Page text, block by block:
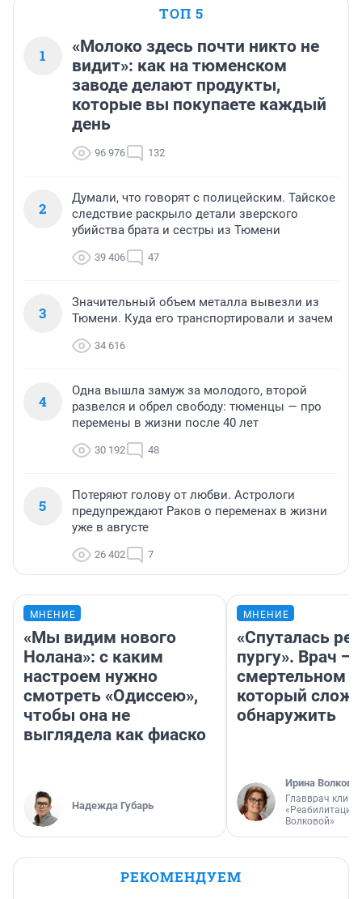
ТОП 5
1
«Молоко здесь почти никто не
видит»: как на тюменском
заводе делают продукты,
которые вы покупаете каждый
день
96 976 132
2
Думали, что говорят с полицейским. Тайское
следствие раскрыло детали зверского
убийства брата и сестры из Тюмени
39 406 47
3
Значительный объем металла вывезли из
Тюмени. Куда его транспортировали и зачем
34 616
4
Одна вышла замуж за молодого, второй
развелся и обрел свободу: тюменцы — про
перемены в жизни после 40 лет
30 192 48
5
Потеряют голову от любви. Астрологи
предупреждают Раков о переменах в жизни
уже в августе
26 402 7
МНЕНИЕ
«Мы видим нового
Нолана»: с каким
настроем нужно
смотреть «Одиссею»,
чтобы она не
выглядела как фиаско
Надежда Губарь
МНЕНИЕ
«Спуталась
пургу». Врач —
смертельном
который
обнаружить
Ирина Волкова
Главврач
«Реабилитация
Волковой»
РЕКОМЕНДУЕМ